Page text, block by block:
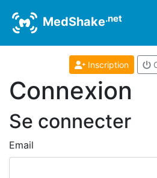
MedShake.net
Inscription
Connexion
Se connecter
Email